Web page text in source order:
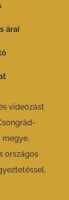
árai
videózást
megye,
országos